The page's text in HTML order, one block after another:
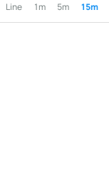
Line 1m 5m 15m